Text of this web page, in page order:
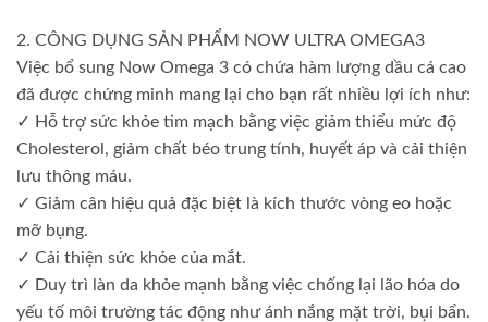
2. CÔNG DỤNG SẢN PHẨM NOW ULTRA OMEGA3
Việc bổ sung Now Omega 3 có chứa hàm lượng dầu cá cao
đã được chứng minh mang lại cho bạn rất nhiều lợi ích như:
✓ Hỗ trợ sức khỏe tim mạch bằng việc giảm thiểu mức độ
Cholesterol, giảm chất béo trung tính, huyết áp và cải thiện
lưu thông máu.
✓ Giảm cân hiệu quả đặc biệt là kích thước vòng eo hoặc
mỡ bụng.
✓ Cải thiện sức khỏe của mắt.
✓ Duy trì làn da khỏe mạnh bằng việc chống lại lão hóa do
yếu tố môi trường tác động như ánh nắng mặt trời, bụi bẩn.